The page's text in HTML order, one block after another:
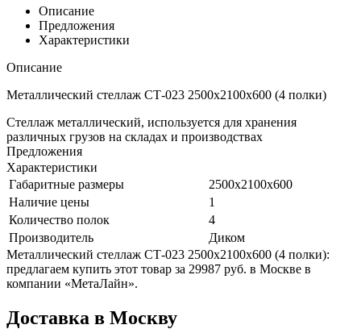
Описание
Предложения
Характеристики
Описание
Металлический стеллаж СТ-023 2500x2100x600 (4 полки)
Стеллаж металлический, используется для хранения
различных грузов на складах и производствах
Предложения
Характеристики
Габаритные размеры
2500x2100x600
Наличие цены
1
Количество полок
4
Производитель
Диком
Металлический стеллаж СТ-023 2500x2100x600 (4 полки):
предлагаем купить этот товар за 29987 руб. в Москве в
компании «МетаЛайн».
Доставка в Москву